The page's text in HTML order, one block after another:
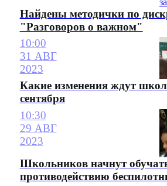
Найдены методички по
"Разговоров о важном"
10:00
31 АВГ
2023
Какие изменения ждут
сентября
10:30
29 АВГ
2023
Школьников начнут
противодействию